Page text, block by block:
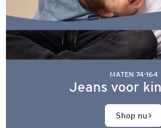
MATEN 74-164
Jeans voor
Shop nu